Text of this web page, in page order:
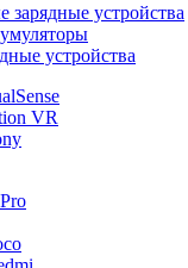
зарядные устройства
устройства
VR